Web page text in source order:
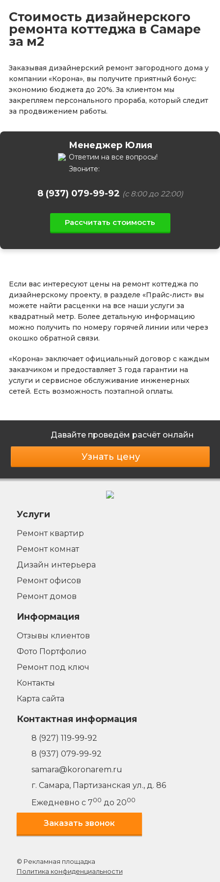
рассрочку и кредитные продукты с
УНИКАЛЬНЫМИ УСЛОВИЯМИ.
Стоимость дизайнерского
ремонта коттеджа в Самаре
за м2
Заказывая дизайнерский ремонт загородного дома у
компании «Корона», вы получите приятный бонус:
экономию бюджета до 20%. За клиентом мы
закрепляем персонального прораба, который следит
за продвижением работы.
Менеджер Юлия
Ответим на все вопросы!
Звоните:
8 (937) 079-99-92 (с 8:00 до 22:00)
Рассчитать стоимость
Если вас интересуют цены на ремонт коттеджа по
дизайнерскому проекту, в разделе «Прайс-лист» вы
можете найти расценки на все наши услуги за
квадратный метр. Более детальную информацию
можно получить по номеру горячей линии или через
окошко обратной связи.
«Корона» заключает официальный договор с каждым
заказчиком и предоставляет 3 года гарантии на
услуги и сервисное обслуживание инженерных
сетей. Есть возможность поэтапной оплаты.
Давайте проведём расчёт онлайн
Узнать цену
Услуги
Ремонт квартир
Ремонт комнат
Дизайн интерьера
Ремонт офисов
Ремонт домов
Информация
Отзывы клиентов
Фото Портфолио
Ремонт под ключ
Контакты
Карта сайта
Контактная информация
8 (927) 119-99-92
8 (937) 079-99-92
samara@koronarem.ru
г. Самара, Партизанская ул., д. 86
Ежедневно с 700 до 2000
Заказать звонок
© Рекламная площадка
Политика конфиденциальности